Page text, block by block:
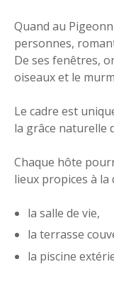
Quand au
personnes,
De ses fenêtres,
oiseaux et le
Le cadre est
la grâce naturelle
Chaque hôte
lieux propices à la
la salle de vie,
la terrasse
la piscine